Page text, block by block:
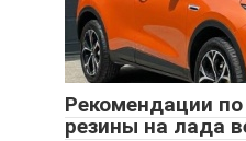
Рекомендации
резины на лада